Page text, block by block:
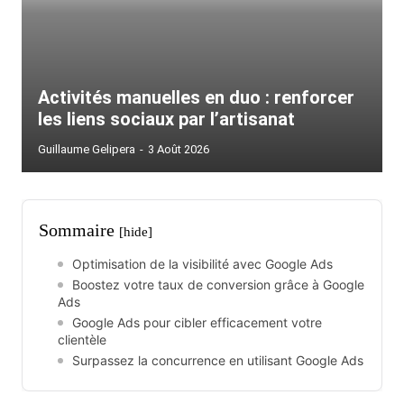
Activités manuelles en duo : renforcer
les liens sociaux par l’artisanat
Guillaume Gelipera - 3 Août 2026
Sommaire [hide]
Optimisation de la visibilité avec Google Ads
Boostez votre taux de conversion grâce à Google
Ads
Google Ads pour cibler efficacement votre
clientèle
Surpassez la concurrence en utilisant Google Ads